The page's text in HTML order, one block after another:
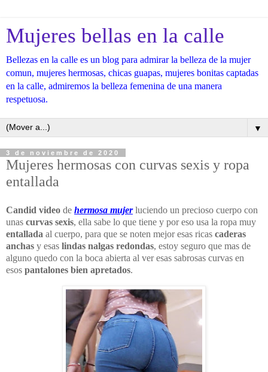
Mujeres bellas en la calle
Bellezas en la calle es un blog para admirar la belleza de la mujer
comun, mujeres hermosas, chicas guapas, mujeres bonitas captadas
en la calle, admiremos la belleza femenina de una manera
respetuosa.
▼
3 de noviembre de 2020
Mujeres hermosas con curvas sexis y ropa
entallada
Candid video de hermosa mujerluciendo un precioso cuerpo con
unas curvas sexis, ella sabe lo que tiene y por eso usa la ropa muy
entallada al cuerpo, para que se noten mejor esas ricas caderas
anchas y esas lindas nalgas redondas, estoy seguro que mas de
alguno quedo con la boca abierta al ver esas sabrosas curvas en
esos pantalones bien apretados.